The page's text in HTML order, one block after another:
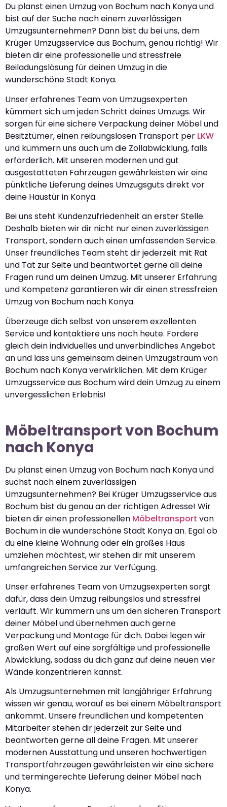
Du planst einen Umzug von Bochum nach Konya und
bist auf der Suche nach einem zuverlässigen
Umzugsunternehmen? Dann bist du bei uns, dem
Krüger Umzugsservice aus Bochum, genau richtig! Wir
bieten dir eine professionelle und stressfreie
Beiladungslösung für deinen Umzug in die
wunderschöne Stadt Konya.
Unser erfahrenes Team von Umzugsexperten
kümmert sich um jeden Schritt deines Umzugs. Wir
sorgen für eine sichere Verpackung deiner Möbel und
Besitztümer, einen reibungslosen Transport per LKW
und kümmern uns auch um die Zollabwicklung, falls
erforderlich. Mit unseren modernen und gut
ausgestatteten Fahrzeugen gewährleisten wir eine
pünktliche Lieferung deines Umzugsguts direkt vor
deine Haustür in Konya.
Bei uns steht Kundenzufriedenheit an erster Stelle.
Deshalb bieten wir dir nicht nur einen zuverlässigen
Transport, sondern auch einen umfassenden Service.
Unser freundliches Team steht dir jederzeit mit Rat
und Tat zur Seite und beantwortet gerne all deine
Fragen rund um deinen Umzug. Mit unserer Erfahrung
und Kompetenz garantieren wir dir einen stressfreien
Umzug von Bochum nach Konya.
Überzeuge dich selbst von unserem exzellenten
Service und kontaktiere uns noch heute. Fordere
gleich dein individuelles und unverbindliches Angebot
an und lass uns gemeinsam deinen Umzugstraum von
Bochum nach Konya verwirklichen. Mit dem Krüger
Umzugsservice aus Bochum wird dein Umzug zu einem
unvergesslichen Erlebnis!
Möbeltransport von Bochum
nach Konya
Du planst einen Umzug von Bochum nach Konya und
suchst nach einem zuverlässigen
Umzugsunternehmen? Bei Krüger Umzugsservice aus
Bochum bist du genau an der richtigen Adresse! Wir
bieten dir einen professionellen Möbeltransport von
Bochum in die wunderschöne Stadt Konya an. Egal ob
du eine kleine Wohnung oder ein großes Haus
umziehen möchtest, wir stehen dir mit unserem
umfangreichen Service zur Verfügung.
Unser erfahrenes Team von Umzugsexperten sorgt
dafür, dass dein Umzug reibungslos und stressfrei
verläuft. Wir kümmern uns um den sicheren Transport
deiner Möbel und übernehmen auch gerne
Verpackung und Montage für dich. Dabei legen wir
großen Wert auf eine sorgfältige und professionelle
Abwicklung, sodass du dich ganz auf deine neuen vier
Wände konzentrieren kannst.
Als Umzugsunternehmen mit langjähriger Erfahrung
wissen wir genau, worauf es bei einem Möbeltransport
ankommt. Unsere freundlichen und kompetenten
Mitarbeiter stehen dir jederzeit zur Seite und
beantworten gerne all deine Fragen. Mit unserer
modernen Ausstattung und unseren hochwertigen
Transportfahrzeugen gewährleisten wir eine sichere
und termingerechte Lieferung deiner Möbel nach
Konya.